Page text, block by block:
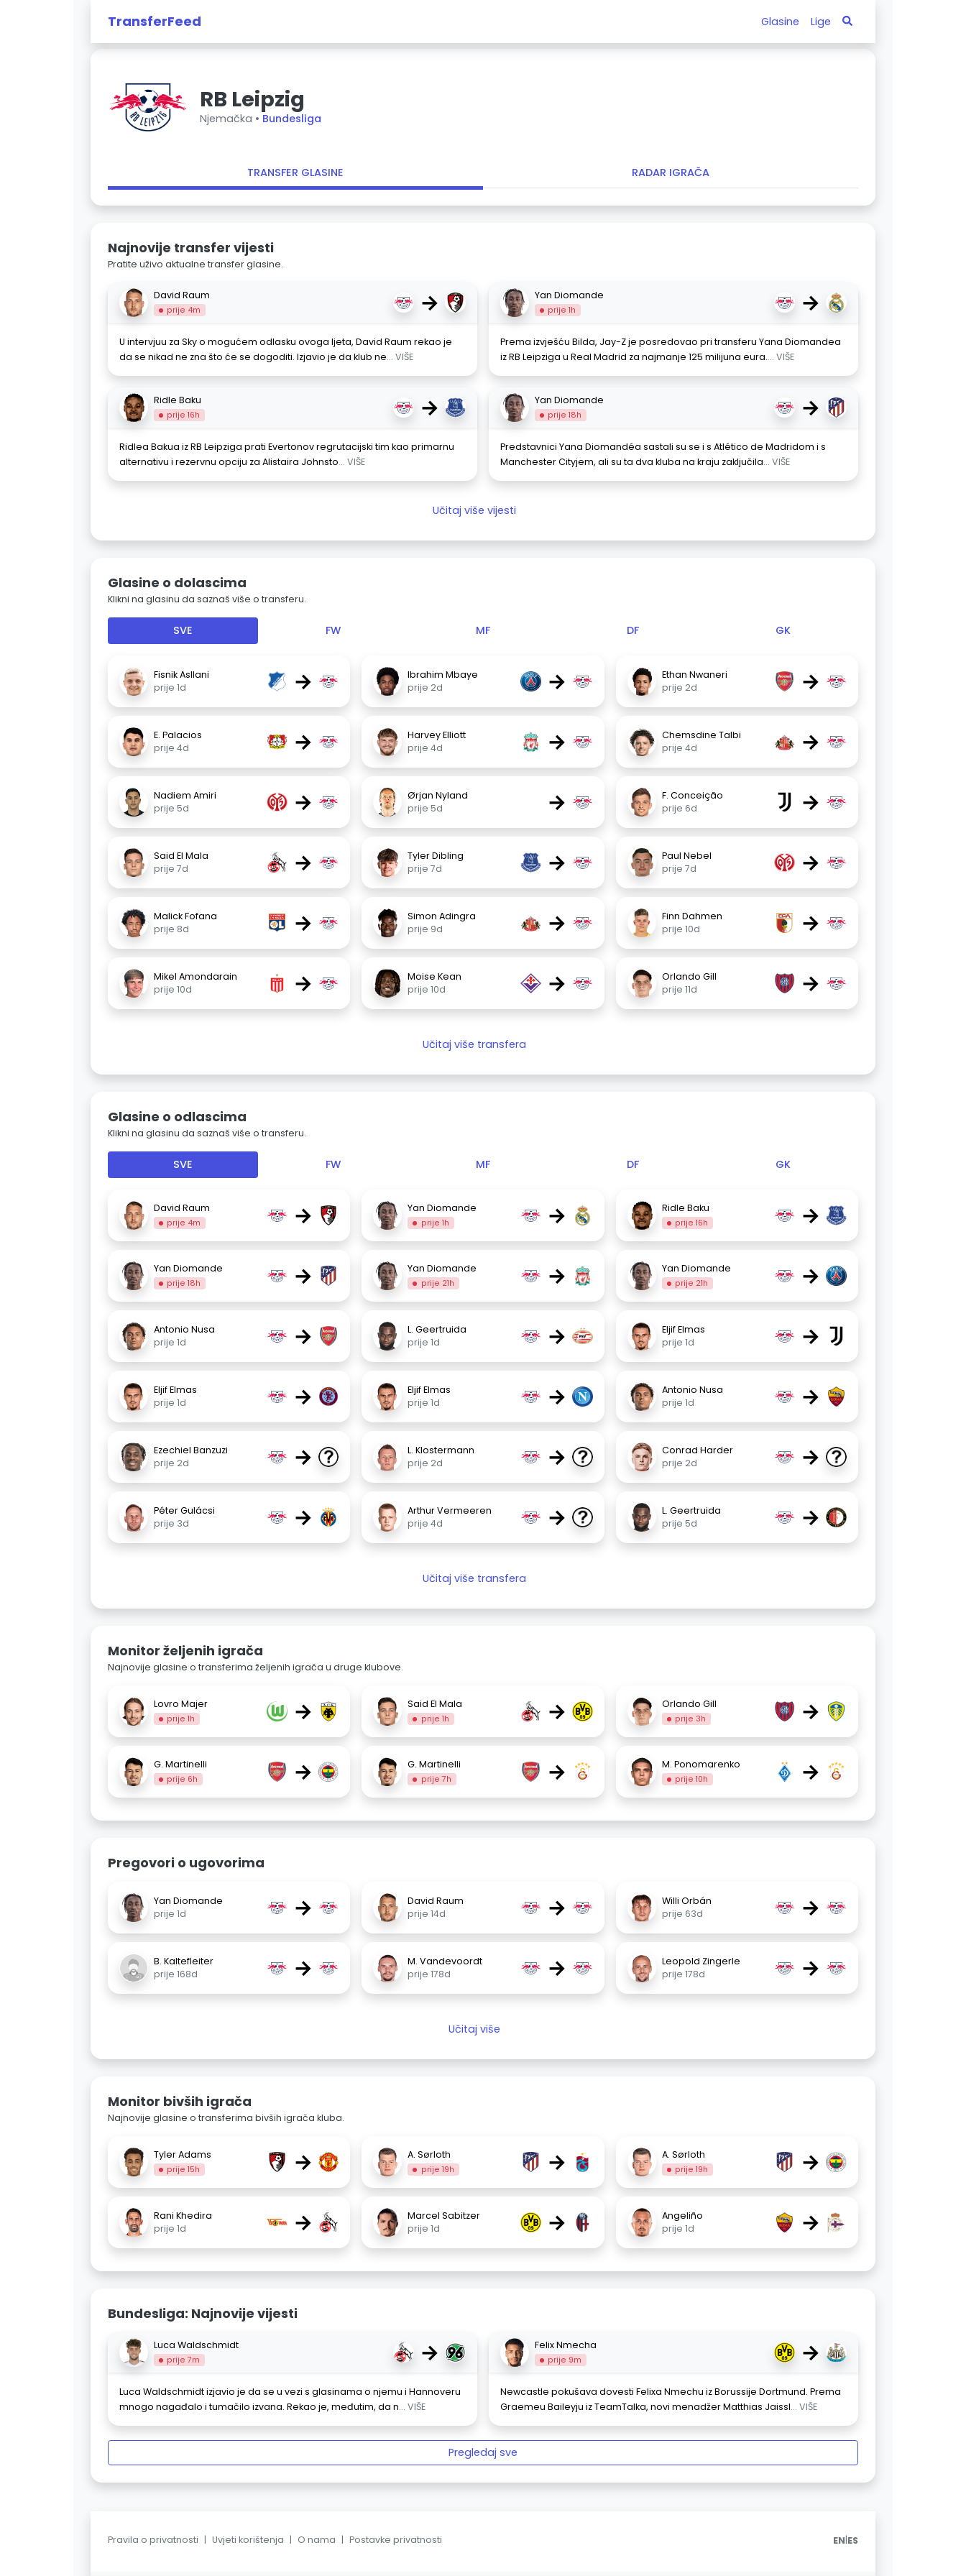
TransferFeed Glasine Lige
RB Leipzig
Njemačka • Bundesliga
TRANSFER GLASINE RADAR IGRAČA
Najnovije transfer vijesti
Pratite uživo aktualne transfer glasine.
David Raum
prije 4m →
U intervjuu za Sky o mogućem odlasku ovoga ljeta, David Raum rekao je
da se nikad ne zna što će se dogoditi. Izjavio je da klub ne... VIŠE
Yan Diomande
prije 1h →
Prema izvješću Bilda, Jay-Z je posredovao pri transferu Yana Diomandea
iz RB Leipziga u Real Madrid za najmanje 125 milijuna eura.... VIŠE
Ridle Baku
prije 16h →
Ridlea Bakua iz RB Leipziga prati Evertonov regrutacijski tim kao primarnu
alternativu i rezervnu opciju za Alistaira Johnsto... VIŠE
Yan Diomande
prije 18h →
Predstavnici Yana Diomandéa sastali su se i s Atlético de Madridom i s
Manchester Cityjem, ali su ta dva kluba na kraju zaključila... VIŠE
Učitaj više vijesti
Glasine o dolascima
Klikni na glasinu da saznaš više o transferu.
SVE FW MF DF GK
Fisnik Asllani
prije 1d
→
Ibrahim Mbaye
prije 2d
→
Ethan Nwaneri
prije 2d
→
E. Palacios
prije 4d
→
Harvey Elliott
prije 4d
→
Chemsdine Talbi
prije 4d
→
Nadiem Amiri
prije 5d
→
Ørjan Nyland
prije 5d
→
F. Conceição
prije 6d
→
Said El Mala
prije 7d
→
Tyler Dibling
prije 7d
→
Paul Nebel
prije 7d
→
Malick Fofana
prije 8d
→
Simon Adingra
prije 9d
→
Finn Dahmen
prije 10d
→
Mikel Amondarain
prije 10d
→
Moise Kean
prije 10d
→
Orlando Gill
prije 11d
→
Učitaj više transfera
Glasine o odlascima
Klikni na glasinu da saznaš više o transferu.
SVE FW MF DF GK
David Raum
prije 4m → Yan Diomande
prije 1h → Ridle Baku
prije 16h →
Yan Diomande
prije 18h → Yan Diomande
prije 21h → Yan Diomande
prije 21h →
Antonio Nusa
prije 1d
→
L. Geertruida
prije 1d
→
Eljif Elmas
prije 1d
→
Eljif Elmas
prije 1d
→
Eljif Elmas
prije 1d
→
Antonio Nusa
prije 1d
→
Ezechiel Banzuzi
prije 2d
→
L. Klostermann
prije 2d
→
Conrad Harder
prije 2d
→
Péter Gulácsi
prije 3d
→
Arthur Vermeeren
prije 4d
→
L. Geertruida
prije 5d
→
Učitaj više transfera
Monitor željenih igrača
Najnovije glasine o transferima željenih igrača u druge klubove.
Lovro Majer
prije 1h → Said El Mala
prije 1h → Orlando Gill
prije 3h →
G. Martinelli
prije 6h → G. Martinelli
prije 7h → M. Ponomarenko
prije 10h →
Pregovori o ugovorima
Yan Diomande
prije 1d
→
David Raum
prije 14d
→
Willi Orbán
prije 63d
→
B. Kaltefleiter
prije 168d
→
M. Vandevoordt
prije 178d
→
Leopold Zingerle
prije 178d
→
Učitaj više
Monitor bivših igrača
Najnovije glasine o transferima bivših igrača kluba.
Tyler Adams
prije 15h → A. Sørloth
prije 19h → A. Sørloth
prije 19h →
Rani Khedira
prije 1d
→
Marcel Sabitzer
prije 1d
→
Angeliño
prije 1d
→
Bundesliga: Najnovije vijesti
Luca Waldschmidt
prije 7m →
Luca Waldschmidt izjavio je da se u vezi s glasinama o njemu i Hannoveru
mnogo nagađalo i tumačilo izvana. Rekao je, međutim, da n... VIŠE
Felix Nmecha
prije 9m →
Newcastle pokušava dovesti Felixa Nmechu iz Borussije Dortmund. Prema
Graemeu Baileyju iz TeamTalka, novi menadžer Matthias Jaissl... VIŠE
Pregledaj sve
Pravila o privatnosti | Uvjeti korištenja | O nama | Postavke privatnosti EN|ES